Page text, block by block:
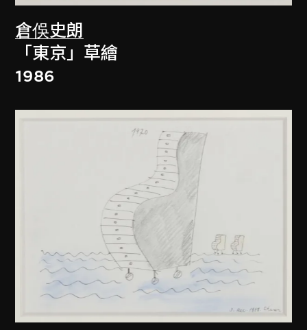
倉俁史朗
「東京」草繪
1986